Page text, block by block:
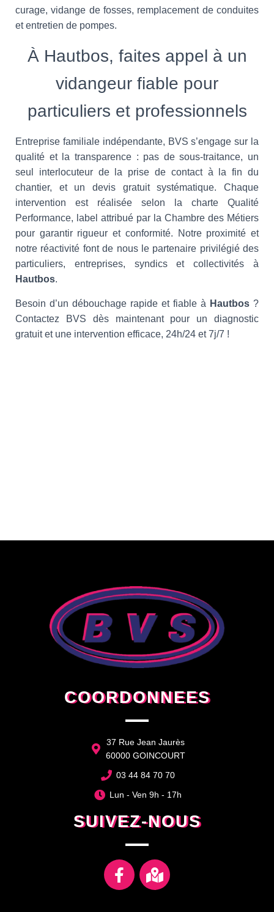
curage, vidange de fosses, remplacement de conduites
et entretien de pompes.
À Hautbos, faites appel à un
vidangeur fiable pour
particuliers et professionnels
Entreprise familiale indépendante, BVS s’engage sur la
qualité et la transparence : pas de sous-traitance, un
seul interlocuteur de la prise de contact à la fin du
chantier, et un devis gratuit systématique. Chaque
intervention est réalisée selon la charte Qualité
Performance, label attribué par la Chambre des Métiers
pour garantir rigueur et conformité. Notre proximité et
notre réactivité font de nous le partenaire privilégié des
particuliers, entreprises, syndics et collectivités à
Hautbos.
Besoin d’un débouchage rapide et fiable à Hautbos ?
Contactez BVS dès maintenant pour un diagnostic
gratuit et une intervention efficace, 24h/24 et 7j/7 !
COORDONNEES
37 Rue Jean Jaurès
60000 GOINCOURT
03 44 84 70 70
Lun - Ven 9h - 17h
SUIVEZ-NOUS